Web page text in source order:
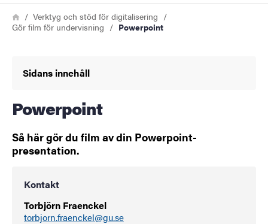
Länkstig
HemVerktyg och stöd för digitalisering
Gör film för undervisning
Powerpoint
Sidans innehåll
Powerpoint
Så här gör du film av din Powerpoint-
presentation.
Kontakt
Torbjörn Fraenckel
torbjorn.fraenckel@gu.se